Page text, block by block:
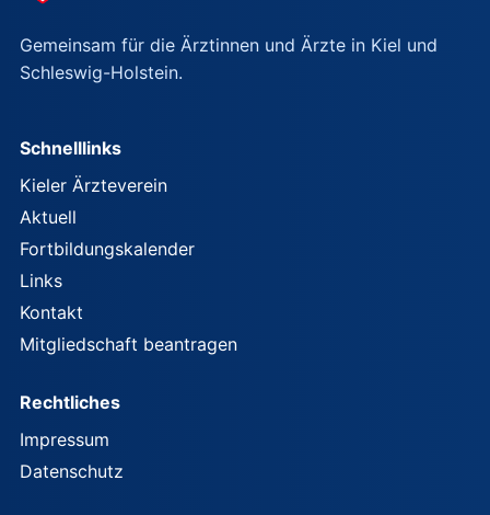
Gemeinsam für die Ärztinnen und Ärzte in Kiel und
Schleswig-Holstein.
Schnelllinks
Kieler Ärzteverein
Aktuell
Fortbildungskalender
Links
Kontakt
Mitgliedschaft beantragen
Rechtliches
Impressum
Datenschutz